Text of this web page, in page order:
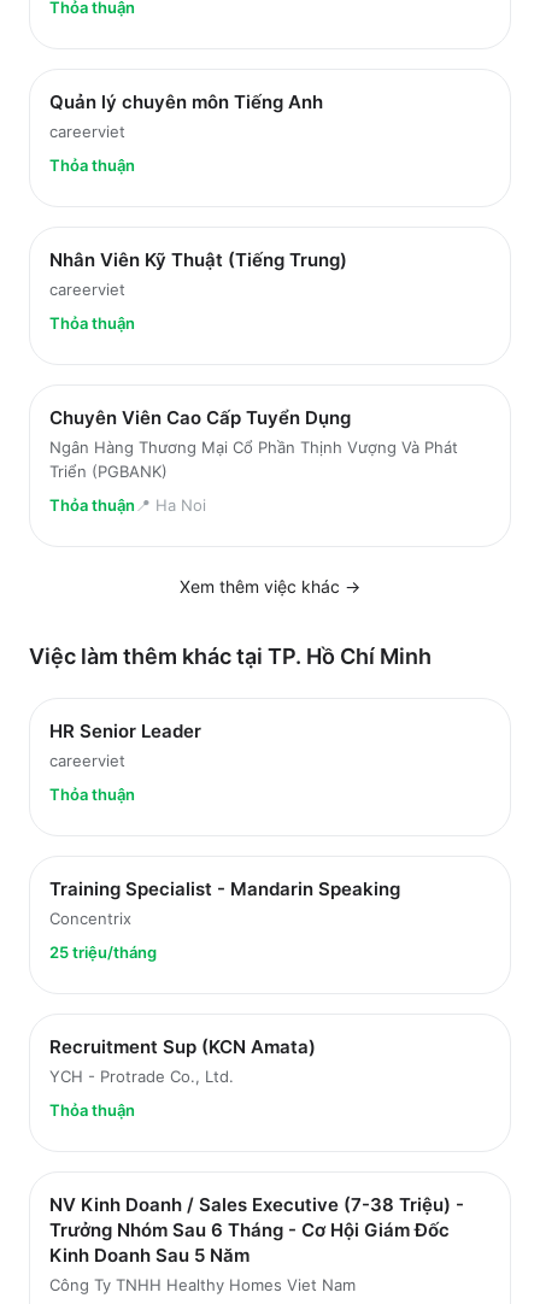
Thỏa thuận
Quản lý chuyên môn Tiếng Anh
careerviet
Thỏa thuận
Nhân Viên Kỹ Thuật (Tiếng Trung)
careerviet
Thỏa thuận
Chuyên Viên Cao Cấp Tuyển Dụng
Ngân Hàng Thương Mại Cổ Phần Thịnh Vượng Và Phát
Triển (PGBANK)
Thỏa thuận 📍 Ha Noi
Xem thêm việc khác →
Việc làm thêm khác tại TP. Hồ Chí Minh
HR Senior Leader
careerviet
Thỏa thuận
Training Specialist - Mandarin Speaking
Concentrix
25 triệu/tháng
Recruitment Sup (KCN Amata)
YCH - Protrade Co., Ltd.
Thỏa thuận
NV Kinh Doanh / Sales Executive (7-38 Triệu) -
Trưởng Nhóm Sau 6 Tháng - Cơ Hội Giám Đốc
Kinh Doanh Sau 5 Năm
Công Ty TNHH Healthy Homes Viet Nam